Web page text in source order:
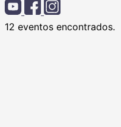
12 eventos encontrados.